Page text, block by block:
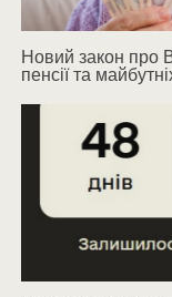
Новий закон про
пенсії та